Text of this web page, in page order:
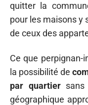
quitter la
pour les maisons
de ceux des
Ce que perpignan-
la possibilité de
par quartiersans
géographique